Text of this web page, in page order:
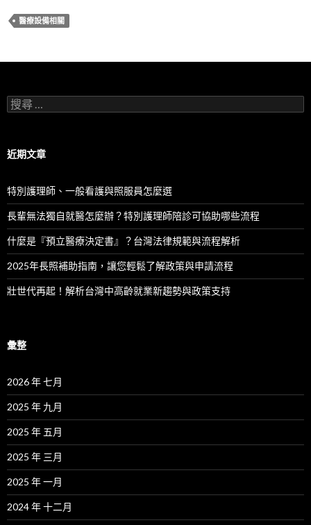
醫療設備相關
搜
尋
近期文章
特別護理師、一般看護與照服員怎麼選
長輩無法獨自就醫怎麼辦？特別護理師陪診可協助哪些流程
什麼是『預立醫療決定書』？台灣法律規範與流程解析
2025年長照補助指南，讓您輕鬆了解政策與申請流程
壯世代再起！解析台灣中高齡就業新趨勢與政策支持
彙整
2026 年 七月
2025 年 九月
2025 年 五月
2025 年 三月
2025 年 一月
2024 年 十二月